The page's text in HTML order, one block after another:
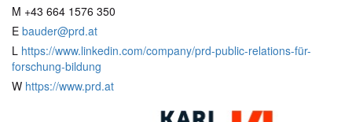
M +43 664 1576 350
E bauder@prd.at
L https://www.linkedin.com/company/prd-public-relations-für-
forschung-bildung
W https://www.prd.at